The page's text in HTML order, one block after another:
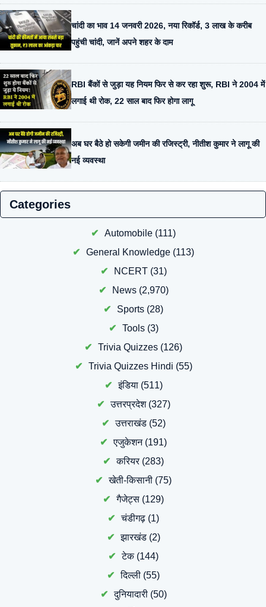
चांदी का भाव 14 जनवरी 2026, नया रिकॉर्ड, 3 लाख के करीब
पहुंची चांदी, जानें अपने शहर के दाम
RBI बैंकों से जुड़ा यह नियम फिर से कर रहा शुरू, RBI ने 2004 में
लगाई थी रोक, 22 साल बाद फिर होगा लागू
अब घर बैठे हो सकेगी जमीन की रजिस्ट्री, नीतीश कुमार ने लागू की
नई व्यवस्था
Categories
Automobile (111)
General Knowledge (113)
NCERT(31)
News(2,970)
Sports (28)
Tools(3)
Trivia Quizzes (126)
Trivia Quizzes Hindi (55)
इंडिया(511)
उत्तरप्रदेश(327)
उत्तराखंड(52)
एजुकेशन(191)
करियर(283)
खेती-किसानी (75)
गैजेट्स (129)
चंडीगढ़ (1)
झारखंड(2)
टेक(144)
दिल्ली (55)
दुनियादारी(50)